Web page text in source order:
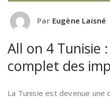
Par Eugène Laisné
All on 4 Tunisie
complet des
La Tunisie est devenue